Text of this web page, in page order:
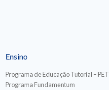
Ensino
Programa de Educação Tutorial – PET
Programa Fundamentum